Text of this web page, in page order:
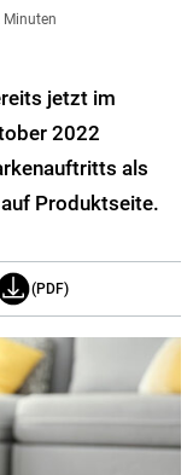
Minuten
jetzt im
2022
als
Produktseite.
(PDF)